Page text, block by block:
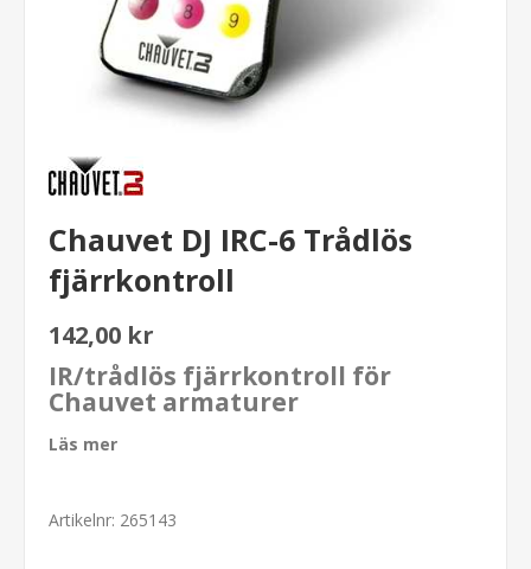
Chauvet DJ IRC-6 Trådlös
fjärrkontroll
142,00 kr
IR/trådlös fjärrkontroll för
Chauvet armaturer
Läs mer
Artikelnr: 265143